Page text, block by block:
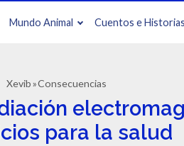
Mundo Animal Cuentos e Historias
Xevib Consecuencias
para la salud